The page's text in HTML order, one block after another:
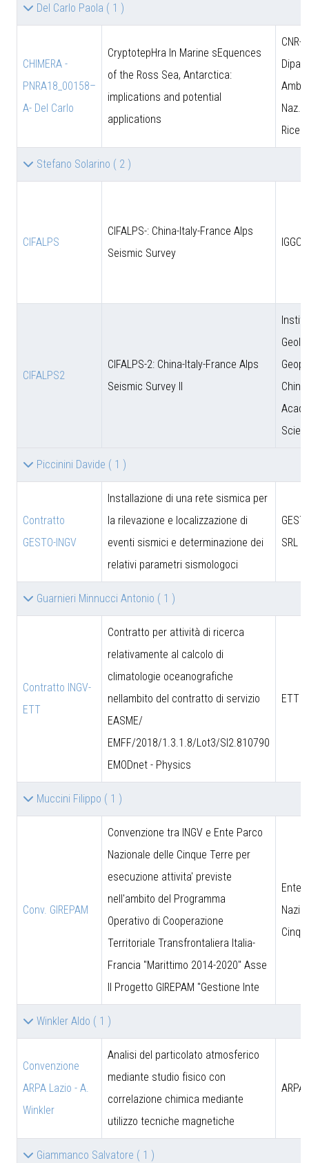
Del Carlo Paola ( 1 )
CHIMERA -
PNRA18_00158–
A- Del Carlo
CryptotepHra In Marine sEquences
of the Ross Sea, Antarctica:
implications and potential
applications
CNR-
Amb.
Naz.
Stefano Solarino ( 2 )
CIFALPS
CIFALPS-: China-Italy-France Alps
Seismic Survey
CIFALPS2
CIFALPS-2: China-Italy-France Alps
Seismic Survey II
Piccinini Davide ( 1 )
Contratto
GESTO-INGV
Installazione di una rete sismica per
la rilevazione e localizzazione di
eventi sismici e determinazione dei
relativi parametri sismologoci
SRL
Guarnieri Minnucci Antonio ( 1 )
Contratto INGV-
ETT
Contratto per attività di ricerca
relativamente al calcolo di
climatologie oceanografiche
nellambito del contratto di servizio
EASME/
EMFF/2018/1.3.1.8/Lot3/SI2.810790
EMODnet - Physics
ETT
Muccini Filippo ( 1 )
Conv. GIREPAM
Convenzione tra INGV e Ente Parco
Nazionale delle Cinque Terre per
esecuzione attivita' previste
nell'ambito del Programma
Operativo di Cooperazione
Territoriale Transfrontaliera Italia-
Francia "Marittimo 2014-2020" Asse
II Progetto GIREPAM "Gestione Inte
Ente
Winkler Aldo ( 1 )
Convenzione
ARPA Lazio - A.
Winkler
Analisi del particolato atmosferico
mediante studio fisico con
correlazione chimica mediante
utilizzo tecniche magnetiche
ARPA
Giammanco Salvatore ( 1 )